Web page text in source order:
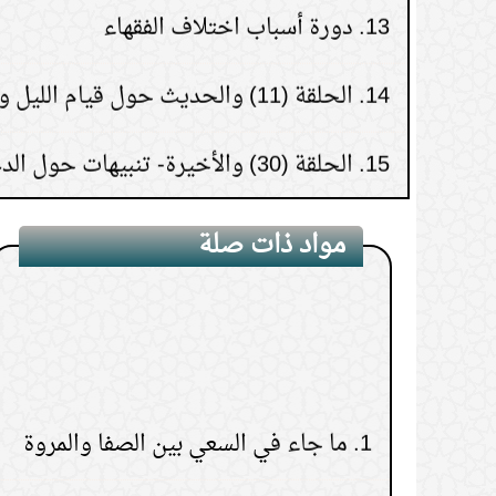
14. الحلقة (11) والحديث حول قيام الليل وزكاة الفطر
15. الحلقة (30) والأخيرة- تنبيهات حول الدعاء
مواد ذات صلة
2. أحكام السعي والوقوف على الصفا